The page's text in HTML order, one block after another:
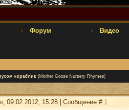
Форум Видео
кораблик (Mother Goose Nursery Rhymes)
09.02.2012, 15:28 | Сообщение # 1